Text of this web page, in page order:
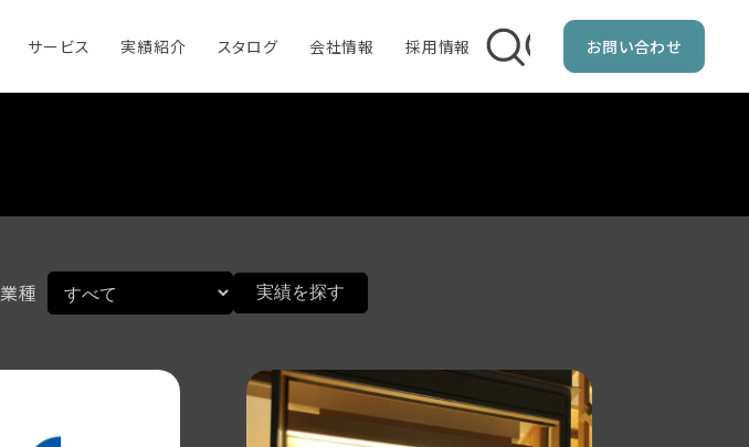
サービス
オンライン広告
ランディングページ制作
実績紹介 スタログ 会社情報 採用情報 お問い合わせ
業種